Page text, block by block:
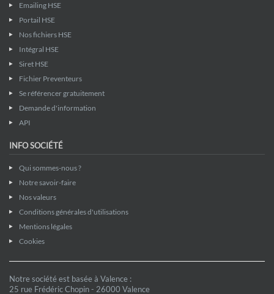
Emailing HSE
Portail HSE
Nos fichiers HSE
Intégral HSE
Siret HSE
Fichier Preventeurs
Se référencer gratuitement
Demande d'information
API
INFO SOCIÉTÉ
Qui sommes-nous ?
Notre savoir-faire
Nos valeurs
Conditions générales d'utilisations
Mentions légales
Cookies
Notre société est basée à Valence :
25 rue Frédéric Chopin - 26000 Valence